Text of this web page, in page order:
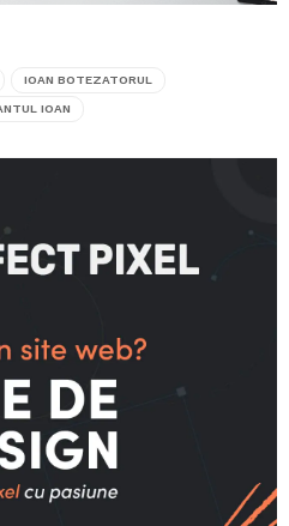
IOAN BOTEZATORUL
IOAN